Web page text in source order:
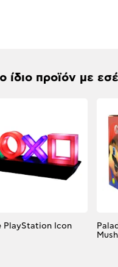
ίδιο προϊόν με
PlayStation Icon